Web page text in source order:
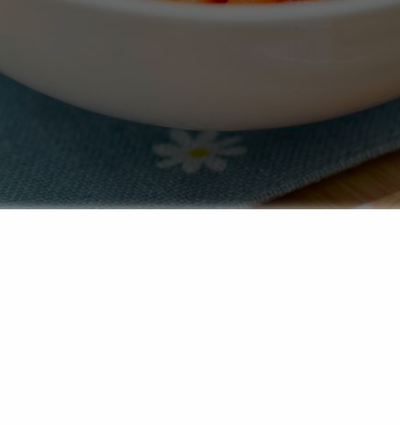
„Karotten im Kinpira Stil“.
ist das
keine einzelne Zutat, sondern eine bestimmte